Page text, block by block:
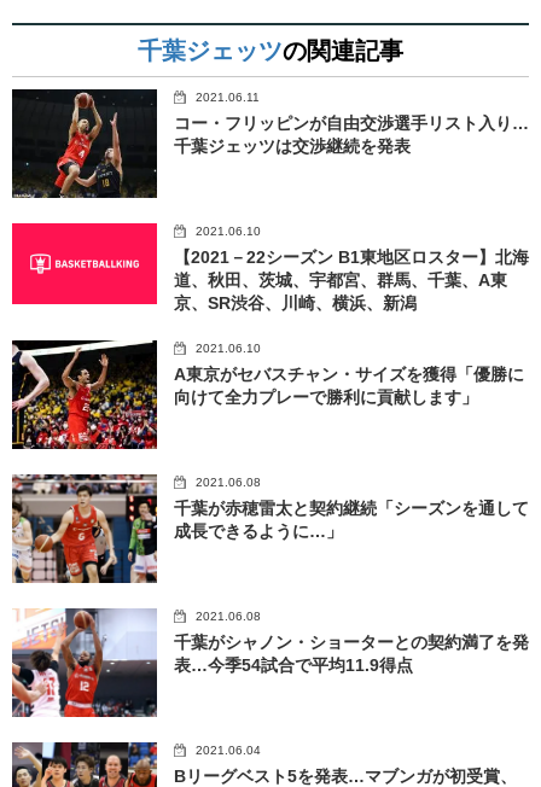
千葉ジェッツの関連記事
2021.06.11
コー・フリッピンが自由交渉選手リスト入り…
千葉ジェッツは交渉継続を発表
2021.06.10
【2021－22シーズン B1東地区ロスター】北海
道、秋田、茨城、宇都宮、群馬、千葉、A東
京、SR渋谷、川崎、横浜、新潟
2021.06.10
A東京がセバスチャン・サイズを獲得「優勝に
向けて全力プレーで勝利に貢献します」
2021.06.08
千葉が赤穂雷太と契約継続「シーズンを通して
成長できるように…」
2021.06.08
千葉がシャノン・ショーターとの契約満了を発
表…今季54試合で平均11.9得点
2021.06.04
Bリーグベスト5を発表…マブンガが初受賞、